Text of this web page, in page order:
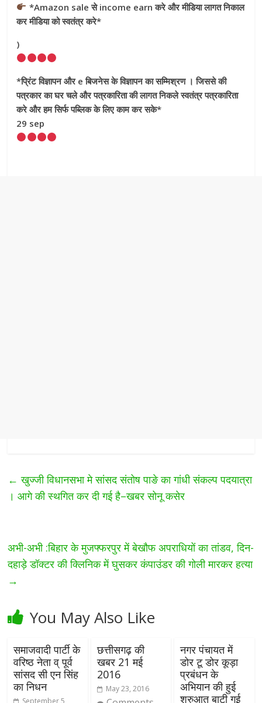
*Amazon sale से income earn करे और मीडिया लागत निकाल
कर मीडिया को स्वतंत्र करे*
)
*प्रिंट विज्ञापन और e बिजनेस के विज्ञापन का सम्मिश्रण । जिससे की
पत्रकार का घर चले और पत्रकारिता की लागत निकले स्वतंत्र पत्रकारिता
करे और हम सिर्फ पब्लिक के लिए काम कर सके*
29 sep
← खुज्जी विधानसभा मे सांसद संतोष पाङे का गांधी संकल्प पदयात्रा
। आगे की स्थगित कर दी गई है–खबर सोनू कसेर
अभी-अभी :बिहार के मुजफ्फरपुर में बेखौफ अपराधियों का तांडव, दिन-
दहाड़े डॉक्टर की क्लिनिक में घुसकर कंपाउंडर की गोली मारकर हत्या
→
You May Also Like
समाजवादी पार्टी के
वरिष्ठ नेता व् पूर्व
सांसद सी एन सिंह
का निधन
September 5,
छत्तीसगढ़ की
खबर 21 मई
2016
May 23, 2016
नगर पंचायत में
डोर टू डोर कूड़ा
प्रबंधन के
अभियान की हुई
शुरुआत बाटी गई